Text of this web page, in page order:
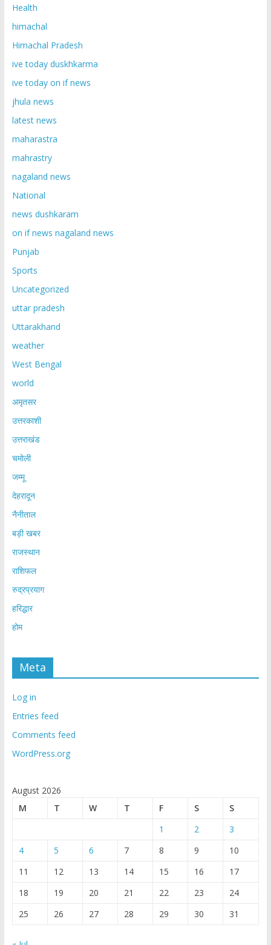
Health
himachal
Himachal Pradesh
ive today duskhkarma
ive today on if news
jhula news
latest news
maharastra
mahrastry
nagaland news
National
news dushkaram
on if news nagaland news
Punjab
Sports
Uncategorized
uttar pradesh
Uttarakhand
weather
West Bengal
world
अमृतसर
उत्तरकाशी
उत्तराखंड
चमोली
जम्मू
देहरादून
नैनीताल
बड़ी खबर
राजस्थान
राशिफल
रुद्रप्रयाग
हरिद्धार
होम
Meta
Log in
Entries feed
Comments feed
WordPress.org
August 2026
M
T W T F S
S
1
2
3
4
5 6 7 8 9
10
11
12 13 14 15 16
17
18
19 20 21 22 23
24
25
26 27 28 29 30 31